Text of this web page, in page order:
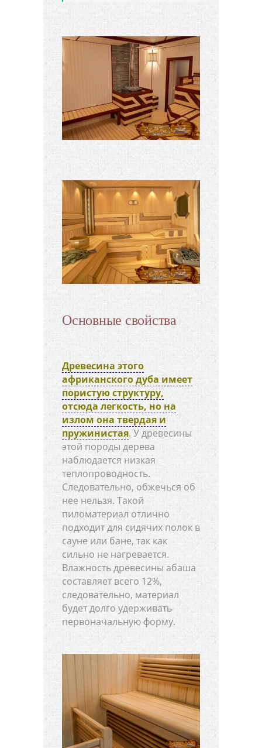
Основные свойства
Древесина этого
африканского дуба имеет
пористую структуру,
отсюда легкость, но на
излом она твердая и
пружинистая. У древесины
этой породы дерева
наблюдается низкая
теплопроводность.
Следовательно, обжечься об
нее нельзя. Такой
пиломатериал отлично
подходит для сидячих полок в
сауне или бане, так как
сильно не нагревается.
Влажность древесины абаша
составляет всего 12%,
следовательно, материал
будет долго удерживать
первоначальную форму.